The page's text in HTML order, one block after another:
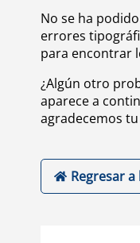
No se ha
errores
para encontrar
¿Algún otro
aparece a
agradecemos
Regresar